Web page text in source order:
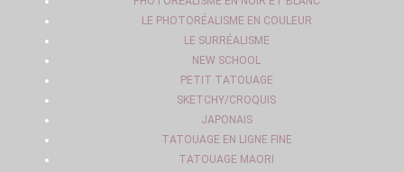
LE PHOTORÉALISME EN COULEUR
LE SURRÉALISME
NEW SCHOOL
PETIT TATOUAGE
SKETCHY/CROQUIS
JAPONAIS
TATOUAGE EN LIGNE FINE
TATOUAGE MAORI